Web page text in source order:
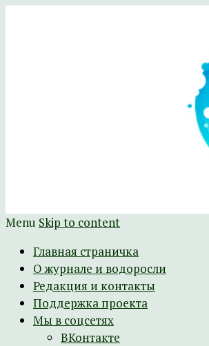
The
Научно-
Menu Skip to content
Главная страничка
О журнале и водоросли
Редакция и контакты
Поддержка проекта
Мы в соцсетях
ВКонтакте